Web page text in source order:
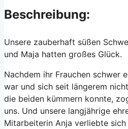
Beschreibung:
Unsere zauberhaft süßen
und Maja hatten großes Glück.
Nachdem ihr Frauchen schwer
war und sich seit längerem
die beiden kümmern konnte,
uns. Und unsere langjährige
Mitarbeiterin Anja verliebte